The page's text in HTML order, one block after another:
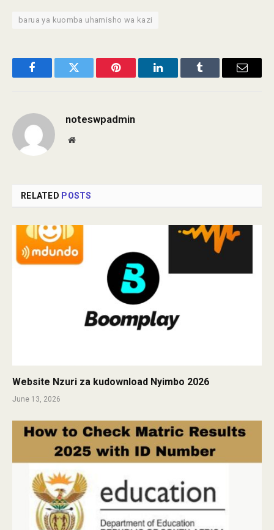
barua ya kuomba uhamisho wa kazi
FacebookTwitter Pinterest LinkedInTumblr Email
noteswpadmin
Website
RELATED POSTS
Website Nzuri za kudownload Nyimbo 2026
June 13, 2026